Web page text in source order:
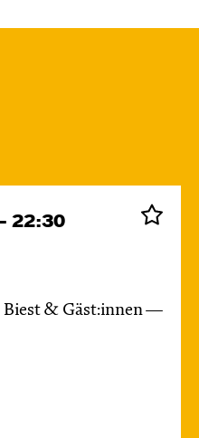
22:30
Biest & Gäst:innen —